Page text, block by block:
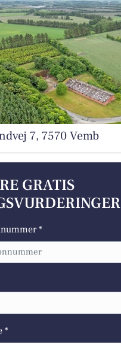
7, 7570 Vemb
GRATIS
*
*